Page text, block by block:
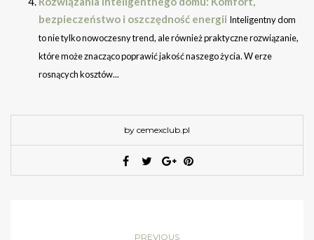
bezpieczeństwo i oszczędność energii Inteligentny dom
to nie tylko nowoczesny trend, ale również praktyczne rozwiązanie,
które może znacząco poprawić jakość naszego życia. W erze
rosnących kosztów...
by cemexclub.pl
PREVIOUS